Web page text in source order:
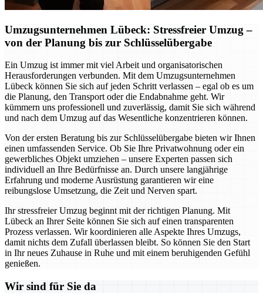
Umzugsunternehmen Lübeck: Stressfreier Umzug –
von der Planung bis zur Schlüsselübergabe
Ein Umzug ist immer mit viel Arbeit und organisatorischen
Herausforderungen verbunden. Mit dem Umzugsunternehmen
Lübeck können Sie sich auf jeden Schritt verlassen – egal ob es um
die Planung, den Transport oder die Endabnahme geht. Wir
kümmern uns professionell und zuverlässig, damit Sie sich während
und nach dem Umzug auf das Wesentliche konzentrieren können.
Von der ersten Beratung bis zur Schlüsselübergabe bieten wir Ihnen
einen umfassenden Service. Ob Sie Ihre Privatwohnung oder ein
gewerbliches Objekt umziehen – unsere Experten passen sich
individuell an Ihre Bedürfnisse an. Durch unsere langjährige
Erfahrung und moderne Ausrüstung garantieren wir eine
reibungslose Umsetzung, die Zeit und Nerven spart.
Ihr stressfreier Umzug beginnt mit der richtigen Planung. Mit
Lübeck an Ihrer Seite können Sie sich auf einen transparenten
Prozess verlassen. Wir koordinieren alle Aspekte Ihres Umzugs,
damit nichts dem Zufall überlassen bleibt. So können Sie den Start
in Ihr neues Zuhause in Ruhe und mit einem beruhigenden Gefühl
genießen.
Wir sind für Sie da